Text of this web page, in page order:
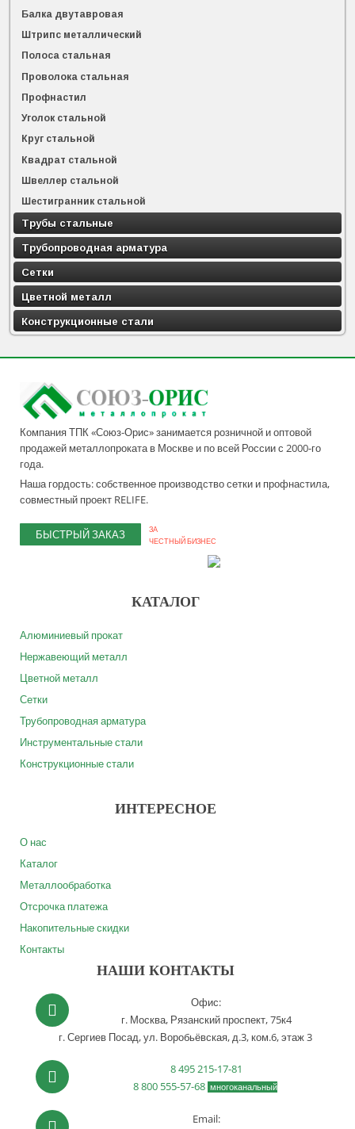
Балка двутавровая
Штрипс металлический
Полоса стальная
Проволока стальная
Профнастил
Уголок стальной
Круг стальной
Квадрат стальной
Швеллер стальной
Шестигранник стальной
Трубы стальные
Трубопроводная арматура
Сетки
Цветной металл
Конструкционные стали
Компания ТПК «Союз-Орис» занимается розничной и оптовой
продажей металлопроката в Москве и по всей России с 2000-го
года.
Наша гордость: собственное производство сетки и профнастила,
совместный проект RELIFE.
БЫСТРЫЙ ЗАКАЗ
ЗА
ЧЕСТНЫЙ БИЗНЕС
КАТАЛОГ
Алюминиевый прокат
Нержавеющий металл
Цветной металл
Сетки
Трубопроводная арматура
Инструментальные стали
Конструкционные стали
ИНТЕРЕСНОЕ
О нас
Каталог
Металлообработка
Отсрочка платежа
Накопительные скидки
Контакты
НАШИ КОНТАКТЫ
Офис:
г. Москва, Рязанский проспект, 75к4
г. Сергиев Посад,ул. Воробьёвская, д.3, ком.6, этаж 3
8 495 215-17-81
8 800 555-57-68 многоканальный
Email: